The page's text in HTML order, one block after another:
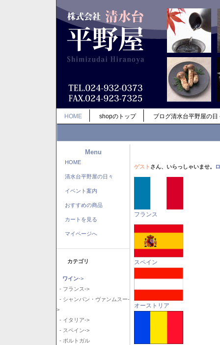
HOME shopのトップ ブログ清水台平野屋の日
Menu
HOME
清水台平野屋の日々
イベント案内
おすすめの商品
カートを見る
マイページへ
カテゴリ
ワイン->
- フランス->
- シャンパン・ヴァンムスー-
>
- イタリア->
- スペイン->
- ポルトガル
ゲスト さん、いらっしゃいませ。
フランス
スペイン
オーストリア